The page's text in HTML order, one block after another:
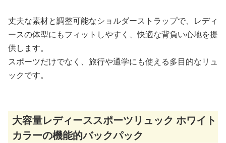
丈夫な素材と調整可能なショルダーストラップで、レディ
ースの体型にもフィットしやすく、快適な背負い心地を提
供します。
スポーツだけでなく、旅行や通学にも使える多目的なリュ
ックです。
大容量レディーススポーツリュック ホワイト
カラーの機能的バックパック